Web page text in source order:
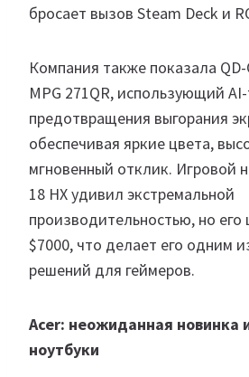
бросает вызов Steam Deck и
Компания также показала
MPG 271QR, использующий
предотвращения выгорания
обеспечивая яркие цвета,
мгновенный отклик. Игровой
18 HX удивил экстремальной
производительностью, но его
$7000, что делает его одним
решений для геймеров.
Acer: неожиданная новинка
ноутбуки